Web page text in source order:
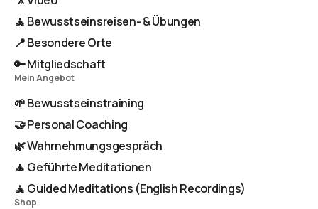
🧘 Bewusstseinsreisen- & Übungen
📍 Besondere Orte
🔑 Mitgliedschaft
Mein Angebot
🌱 Bewusstseinstraining
🤝 Personal Coaching
🌿 Wahrnehmungsgespräch
🧘 Geführte Meditationen
🧘 Guided Meditations (English Recordings)
Shop